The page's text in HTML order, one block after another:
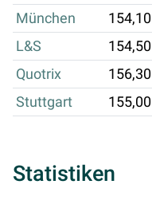
München
154,10
L&S
154,50
Quotrix
156,30
Stuttgart
155,00
Statistiken